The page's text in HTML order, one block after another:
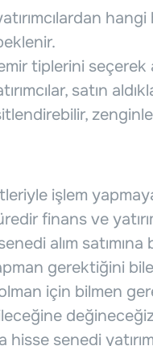
tiplerini seçerek
satın
işlem
finans ve
alım
gerektiğini
olman için bilmen
senedi